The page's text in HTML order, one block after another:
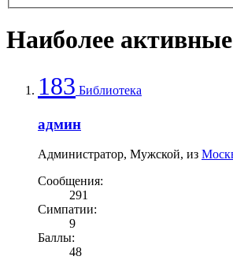
Наиболее
183 Библиотека
админ
Администратор, Мужской, из
Сообщения:
291
Симпатии:
9
Баллы:
48